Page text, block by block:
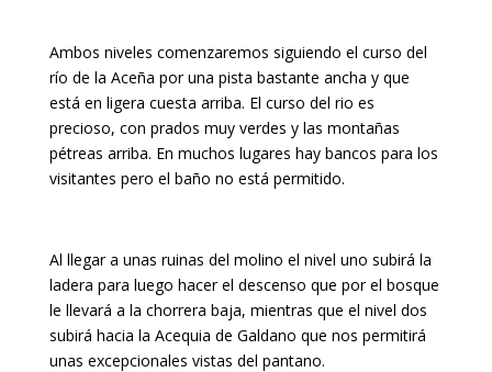
Ambos niveles comenzaremos siguiendo el curso del
río de la Aceña por una pista bastante ancha y que
está en ligera cuesta arriba. El curso del rio es
precioso, con prados muy verdes y las montañas
pétreas arriba. En muchos lugares hay bancos para los
visitantes pero el baño no está permitido.
Al llegar a unas ruinas del molino el nivel uno subirá la
ladera para luego hacer el descenso que por el bosque
le llevará a la chorrera baja, mientras que el nivel dos
subirá hacia la Acequia de Galdano que nos permitirá
unas excepcionales vistas del pantano.